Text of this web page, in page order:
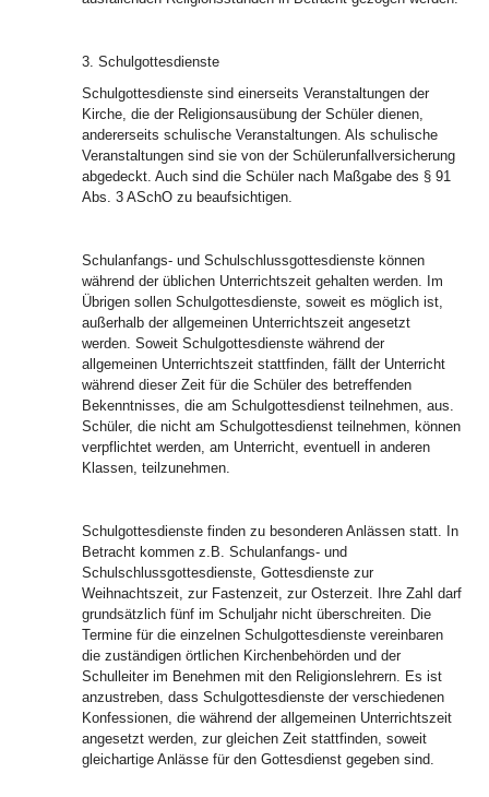
3. Schulgottesdienste
Schulgottesdienste sind einerseits Veranstaltungen der
Kirche, die der Religionsausübung der Schüler dienen,
andererseits schulische Veranstaltungen. Als schulische
Veranstaltungen sind sie von der Schülerunfallversicherung
abgedeckt. Auch sind die Schüler nach Maßgabe des § 91
Abs. 3 ASchO zu beaufsichtigen.
Schulanfangs- und Schulschlussgottesdienste können
während der üblichen Unterrichtszeit gehalten werden. Im
Übrigen sollen Schulgottesdienste, soweit es möglich ist,
außerhalb der allgemeinen Unterrichtszeit angesetzt
werden. Soweit Schulgottesdienste während der
allgemeinen Unterrichtszeit stattfinden, fällt der Unterricht
während dieser Zeit für die Schüler des betreffenden
Bekenntnisses, die am Schulgottesdienst teilnehmen, aus.
Schüler, die nicht am Schulgottesdienst teilnehmen, können
verpflichtet werden, am Unterricht, eventuell in anderen
Klassen, teilzunehmen.
Schulgottesdienste finden zu besonderen Anlässen statt. In
Betracht kommen z.B. Schulanfangs- und
Schulschlussgottesdienste, Gottesdienste zur
Weihnachtszeit, zur Fastenzeit, zur Osterzeit. Ihre Zahl darf
grundsätzlich fünf im Schuljahr nicht überschreiten. Die
Termine für die einzelnen Schulgottesdienste vereinbaren
die zuständigen örtlichen Kirchenbehörden und der
Schulleiter im Benehmen mit den Religionslehrern. Es ist
anzustreben, dass Schulgottesdienste der verschiedenen
Konfessionen, die während der allgemeinen Unterrichtszeit
angesetzt werden, zur gleichen Zeit stattfinden, soweit
gleichartige Anlässe für den Gottesdienst gegeben sind.